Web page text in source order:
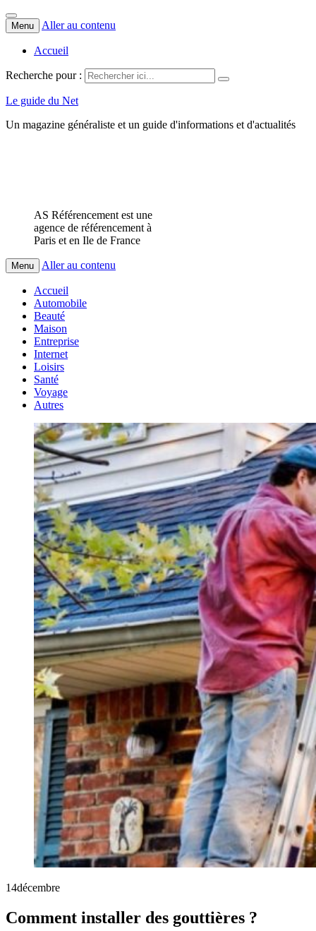
Menu Aller au contenu
Accueil
Recherche pour :
Le guide du Net
Un magazine généraliste et un guide d'informations et d'actualités
AS Référencement est une
agence de référencement à
Paris et en Ile de France
Menu Aller au contenu
Accueil
Automobile
Beauté
Maison
Entreprise
Internet
Loisirs
Santé
Voyage
Autres
14décembre
Comment installer des gouttières ?